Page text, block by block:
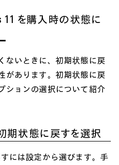
を購入時の状態に
ないときに、初期状態に戻
があります。初期状態に戻
ションの選択について紹介
期状態に戻すを選択
には設定から選びます。手